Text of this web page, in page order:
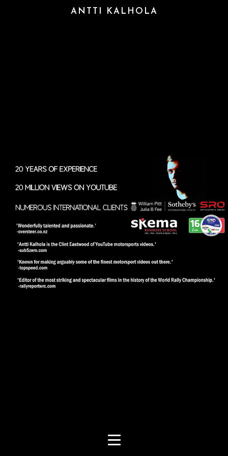
ANTTI KALHOLA